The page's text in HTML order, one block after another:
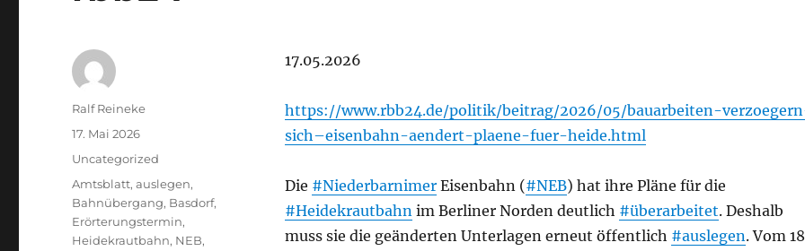
17.05.2026
https://www.rbb24.de/politik/beitrag/2026/05/bauarbeiten-
sich–eisenbahn-aendert-plaene-fuer-heide.html
Die #NiederbarnimerEisenbahn (#NEB) hat ihre Pläne für die
#Heidekrautbahnim Berliner Norden deutlich #überarbeitet. Deshalb
muss sie die geänderten Unterlagen erneut öffentlich #auslegen. Vom
Autor
Ralf Reineke
Veröffentlicht
17. Mai 2026
Kategorien
Uncategorized
Schlagwörter
Amtsblatt,auslegen,
Bahnübergang, Basdorf,
Erörterungstermin,
Heidekrautbahn, NEB,